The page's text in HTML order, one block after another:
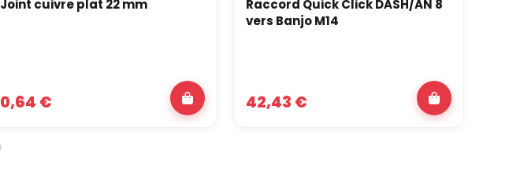
Joint cuivre plat 22 mm
0,64 €
Raccord Quick Click DASH/AN 8
vers Banjo M14
42,43 €